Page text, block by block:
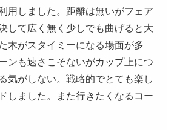
用しました。距離は無いがフェア
して広く無く少しでも曲げると大
木がスタイミーになる場面が多
ンも速さこそないがカップ上につ
気がしない。戦略的でとても楽し
しました。また行きたくなるコー